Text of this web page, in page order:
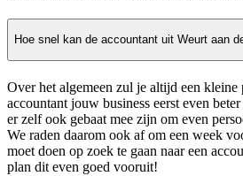
Hoe snel kan de accountant uit Weurt aan
Over het algemeen zul je altijd een kleine
accountant jouw business eerst even
er zelf ook gebaat mee zijn om even
We raden daarom ook af om een week
moet doen op zoek te gaan naar een
plan dit even goed vooruit!